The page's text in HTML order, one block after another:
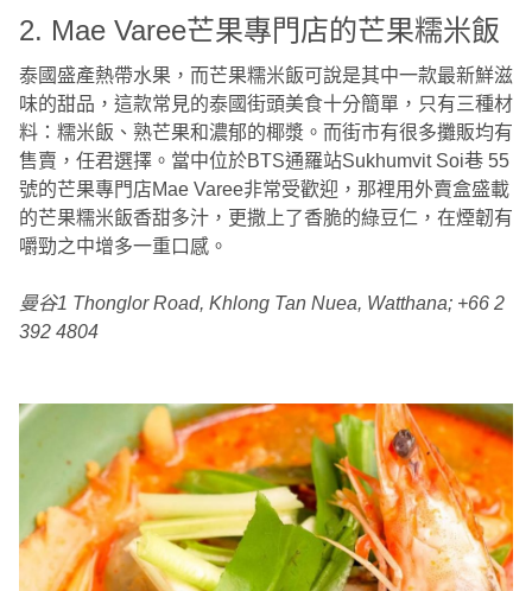
2. Mae Varee芒果專門店的芒果糯米飯
泰國盛產熱帶水果，而芒果糯米飯可說是其中一款最新鮮滋
味的甜品，這款常見的泰國街頭美食十分簡單，只有三種材
料：糯米飯、熟芒果和濃郁的椰漿。而街市有很多攤販均有
售賣，任君選擇。當中位於BTS通羅站Sukhumvit Soi巷 55
號的芒果專門店Mae Varee非常受歡迎，那裡用外賣盒盛載
的芒果糯米飯香甜多汁，更撒上了香脆的綠豆仁，在煙韌有
嚼勁之中增多一重口感。
曼谷1 Thonglor Road, Khlong Tan Nuea, Watthana; +66 2
392 4804